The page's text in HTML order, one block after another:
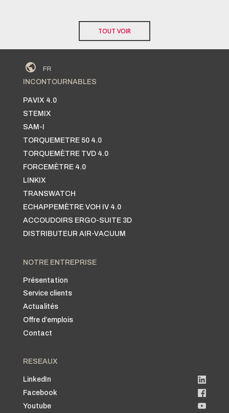
TOUT VOIR
INCONTOURNABLES
PAVIX 4.0
STEMIX
SAM-I
TORQUEMETRE 50 4.0
TORQUEMÈTRE TVD 4.0
FORCEMÈTRE 4.0
LINKIX
TRANSWATCH
ECHAPPEMÈTRE VOH IV 4.0
ACCOUDOIRS ERGO-SUITE 3D
DISTRIBUTEUR AIR-VACUUM
NOTRE ENTREPRISE
Présentation
Service clients
Actualités
Offre d’emplois
Contact
RESEAUX
LinkedIn
Facebook
Youtube